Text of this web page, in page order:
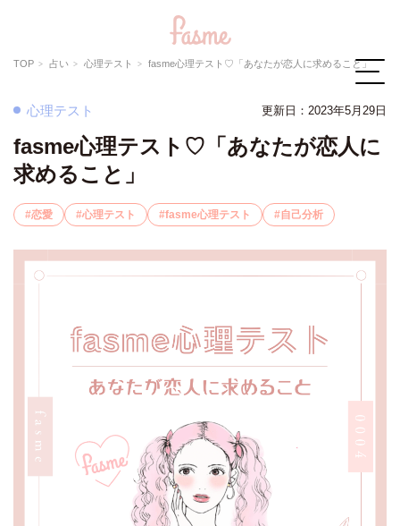
TOP 占い 心理テスト fasme心理テスト♡「あなたが恋人に求めること」
心理テスト 更新日： 2023年5月29日
fasme心理テスト♡「あなたが恋人に
求めること」
恋愛 心理テスト fasme心理テスト 自己分析